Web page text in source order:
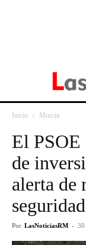
Inicio Murcia
El PSOE
de
alerta de
seguridad
Por LasNoticiasRM - 30